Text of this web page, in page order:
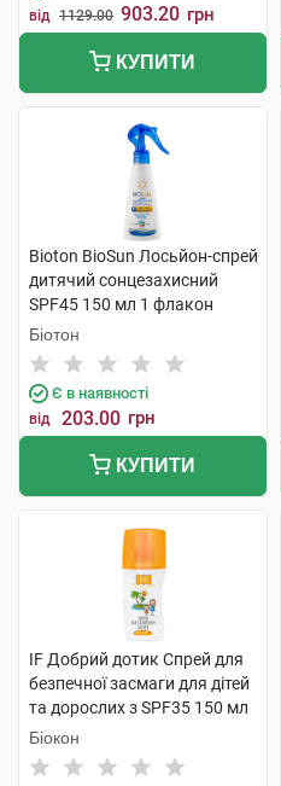
від 1129.00 903.20 грн
КУПИТИ
Bioton BioSun Лосьйон-спрей
дитячий сонцезахисний
SPF45 150 мл 1 флакон
Біотон
Є в наявності
від 203.00 грн
КУПИТИ
IF Добрий дотик Спрей для
безпечної засмаги для дітей
та дорослих з SPF35 150 мл
1 флакон
Біокон